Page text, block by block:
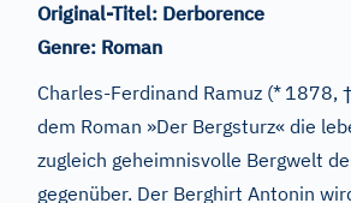
Original-Titel: Derborence
Genre: Roman
Charles-Ferdinand Ramuz (* 1878,
dem Roman »Der Bergsturz« die
zugleich geheimnisvolle Bergwelt
gegenüber. Der Berghirt Antonin